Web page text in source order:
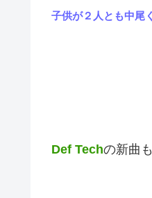
子供が２人とも中尾
Def Techの新曲